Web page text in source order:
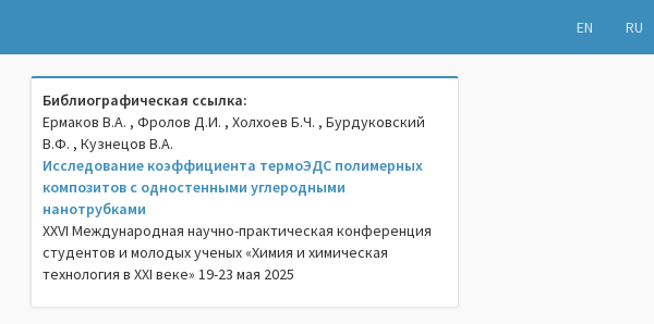
EN RU
Библиографическая ссылка:
Ермаков В.А. , Фролов Д.И. , Холхоев Б.Ч. , Бурдуковский
В.Ф. , Кузнецов В.А.
Исследование коэффициента термоЭДС полимерных
композитов с одностенными углеродными
нанотрубками
XXVI Международная научно-практическая конференция
студентов и молодых ученых «Химия и химическая
технология в XXI веке» 19-23 мая 2025